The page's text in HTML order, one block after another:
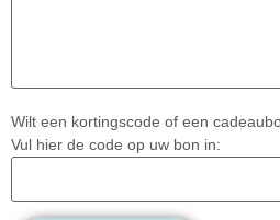
Wilt een kortingscode of een
Vul hier de code op uw bon in: